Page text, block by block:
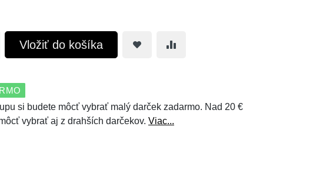
Vložiť do košíka
si budete môcť vybrať malý darček zadarmo. Nad 20 €
vybrať aj z drahších darčekov. Viac...